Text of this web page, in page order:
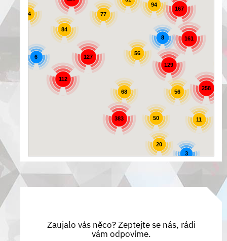
167
56
127
50
56
383
77
94
161
112
258
20
3
68
84
11
129
44
8
6
Zaujalo vás něco? Zeptejte se nás, rádi
vám odpovíme.